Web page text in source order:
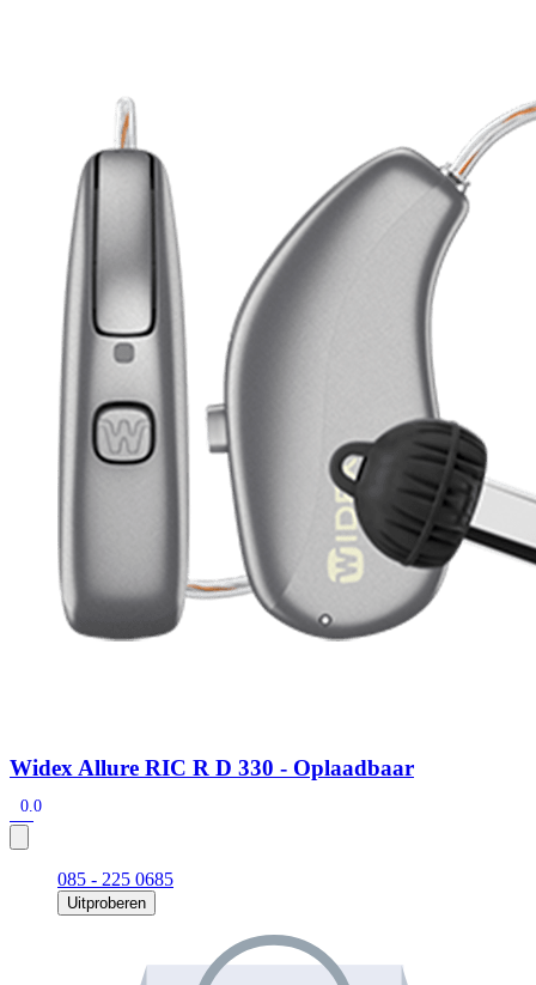
Signia hoortoestellen
Widex
Audio Service R LI 7
Hoortoestelbatterijen
Domes
Onderhoudsartikelen
Signia Active Mini IX - Oplaadbaar
De Signia Active Mini IX is het nieuwste hoortoestel van Signia.
Widex Allure RIC R D 330 - Oplaadbaar
0.0
085 - 225 0685
Uitproberen